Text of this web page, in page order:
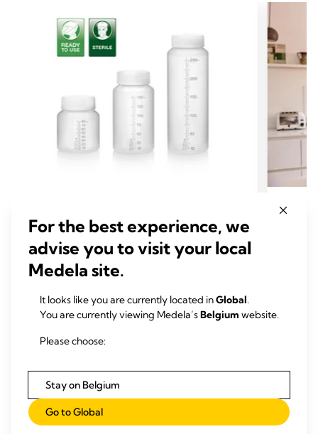
MOEDERMELKFLESJES EN -
BEWAARZAKJES
Moedermelkfles voor eenmalig
De moedermelkflessen voor eenmalig gebruik
en colostrumcontainer van Medela kunnen na
For the best experience, we
advise you to visit your local
Medela site.
It looks like you are currently located inGlobal.
You are currently viewing Medela’sBelgium website.
Please choose:
Stay on Belgium
Go to Global